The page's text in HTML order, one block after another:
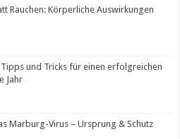
Rauchen: Körperliche Auswirkungen
Tipps und Tricks für einen erfolgreichen
Jahr
Marburg-Virus – Ursprung & Schutz